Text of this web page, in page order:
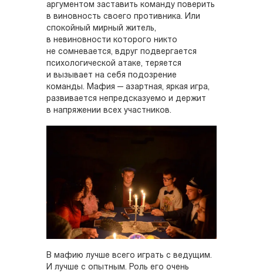
аргументом заставить команду поверить
в виновность своего противника. Или
спокойный мирный житель,
в невиновности которого никто
не сомневается, вдруг подвергается
психологической атаке, теряется
и вызывает на себя подозрение
команды. Мафия — азартная, яркая игра,
развивается непредсказуемо и держит
в напряжении всех участников.
В мафию лучше всего играть с ведущим.
И лучше с опытным. Роль его очень